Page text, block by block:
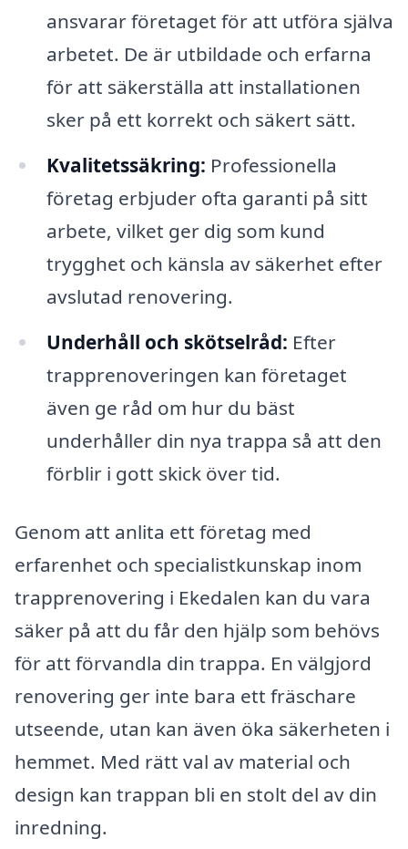
ansvarar företaget för att utföra själva
arbetet. De är utbildade och erfarna
för att säkerställa att installationen
sker på ett korrekt och säkert sätt.
Kvalitetssäkring: Professionella
företag erbjuder ofta garanti på sitt
arbete, vilket ger dig som kund
trygghet och känsla av säkerhet efter
avslutad renovering.
Underhåll och skötselråd: Efter
trapprenoveringen kan företaget
även ge råd om hur du bäst
underhåller din nya trappa så att den
förblir i gott skick över tid.
Genom att anlita ett företag med
erfarenhet och specialistkunskap inom
trapprenovering i Ekedalen kan du vara
säker på att du får den hjälp som behövs
för att förvandla din trappa. En välgjord
renovering ger inte bara ett fräschare
utseende, utan kan även öka säkerheten i
hemmet. Med rätt val av material och
design kan trappan bli en stolt del av din
inredning.